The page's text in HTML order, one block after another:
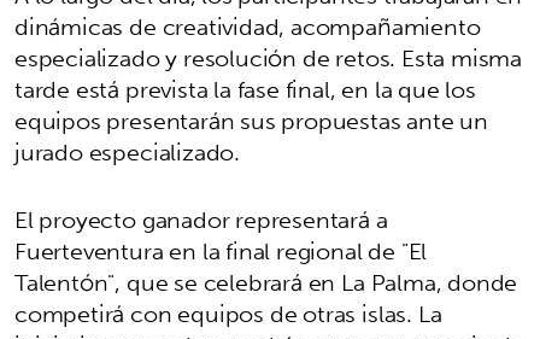
dinámicas de creatividad, acompañamiento
especializado y resolución de retos. Esta misma
tarde está prevista la fase final, en la que los
equipos presentarán sus propuestas ante un
jurado especializado.
El proyecto ganador representará a
Fuerteventura en la final regional de "El
Talentón", que se celebrará en La Palma, donde
competirá con equipos de otras islas. La